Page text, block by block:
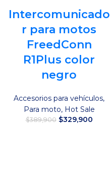
Intercomunicado
r para motos
FreedConn
R1Plus color
negro
Accesorios para vehículos,
Para moto, Hot Sale
$389,900 El
$329,900El